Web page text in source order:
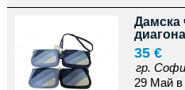
Дамска
35 €
гр.
29 Май в